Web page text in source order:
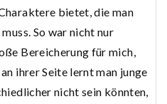
bietet, die man
So war nicht nur
Bereicherung für mich,
ihrer Seite lernt man junge
nicht sein könnten,